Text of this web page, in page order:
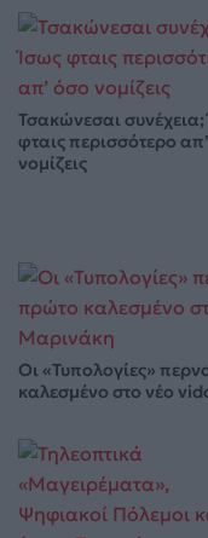
Τσακώνεσαι συνέχεια;
φταις περισσότερο
νομίζεις
Οι «Τυπολογίες»
καλεσμένο στο νέο